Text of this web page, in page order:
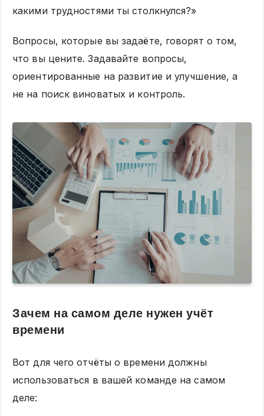
какими трудностями ты столкнулся?»
Вопросы, которые вы задаёте, говорят о том,
что вы цените. Задавайте вопросы,
ориентированные на развитие и улучшение, а
не на поиск виноватых и контроль.
Зачем на самом деле нужен учёт
времени
Вот для чего отчёты о времени должны
использоваться в вашей команде на самом
деле: